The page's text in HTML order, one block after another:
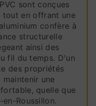
sont conçues
tout en offrant une
confère à
structurelle
ainsi des
fil du temps. D'un
des propriétés
une
quelle que
Roussillon.